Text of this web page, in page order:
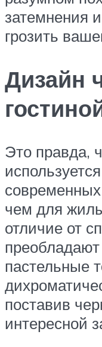
затемнения
грозить
Дизайн
Это правда,
чем для
отличие от
пастельные
поставив
интересной